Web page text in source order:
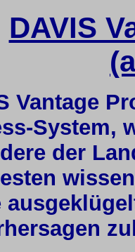
DAVIS
Vantage
System,
der